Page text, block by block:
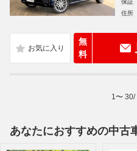
保証
住所
無
料
1 〜 30/
あなたにおすすめの中古